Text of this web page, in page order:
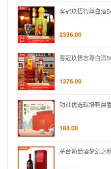
客冠玖悟智尊白酒
2336.00
客冠玖悟志尊白酒
1376.00
功社优选碳培鸭屎
188.00
茅台葡萄酒梦幻之